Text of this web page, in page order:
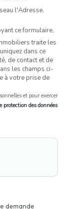
l'Adresse.
ce formulaire,
traite les
dans ce
de contact et de
les champs ci-
à votre prise de
et pour exercer
protection des données
demande